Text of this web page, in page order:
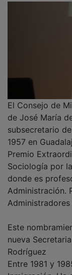
El Consejo de
de José María
subsecretario
1957 en
Premio
Sociología por
donde es
Administración.
nueva
Rodríguez
Entre 1981 y
Inmigración. Ha